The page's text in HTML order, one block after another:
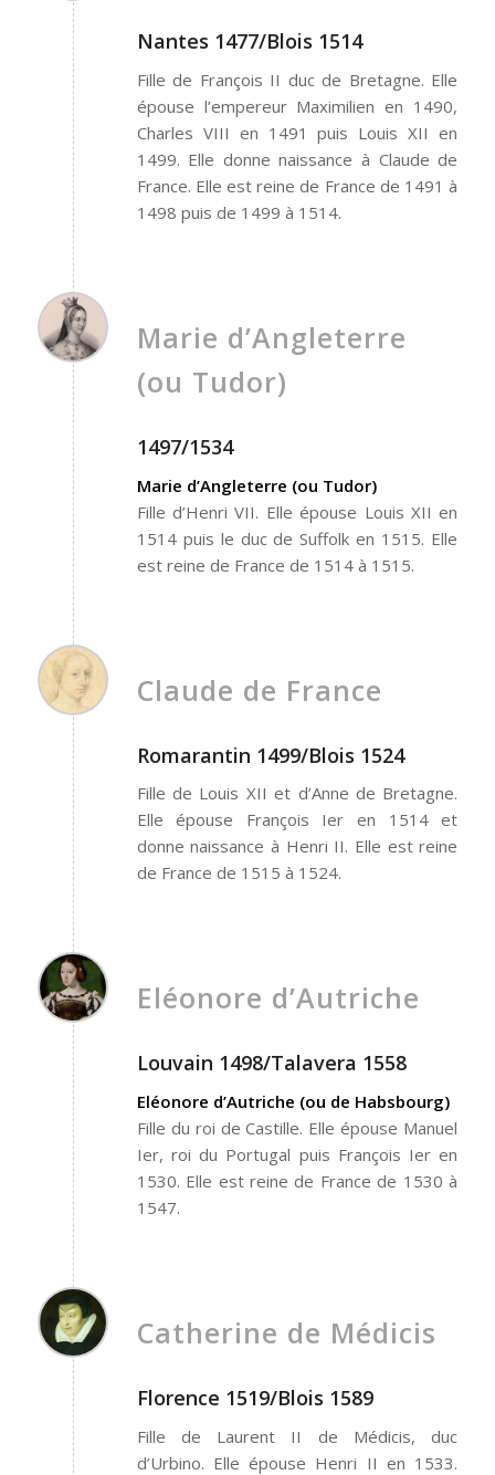
Nantes 1477/Blois 1514
Fille de François II duc de Bretagne. Elle
épouse l’empereur Maximilien en 1490,
Charles VIII en 1491 puis Louis XII en
1499. Elle donne naissance à Claude de
France. Elle est reine de France de 1491 à
1498 puis de 1499 à 1514.
Marie d’Angleterre
(ou Tudor)
1497/1534
Marie d’Angleterre (ou Tudor)
Fille d’Henri VII. Elle épouse Louis XII en
1514 puis le duc de Suffolk en 1515. Elle
est reine de France de 1514 à 1515.
Claude de France
Romarantin 1499/Blois 1524
Fille de Louis XII et d’Anne de Bretagne.
Elle épouse François Ier en 1514 et
donne naissance à Henri II. Elle est reine
de France de 1515 à 1524.
Eléonore d’Autriche
Louvain 1498/Talavera 1558
Eléonore d’Autriche (ou de Habsbourg)
Fille du roi de Castille. Elle épouse Manuel
Ier, roi du Portugal puis François Ier en
1530. Elle est reine de France de 1530 à
1547.
Catherine de Médicis
Florence 1519/Blois 1589
Fille de Laurent II de Médicis, duc
d’Urbino. Elle épouse Henri II en 1533.